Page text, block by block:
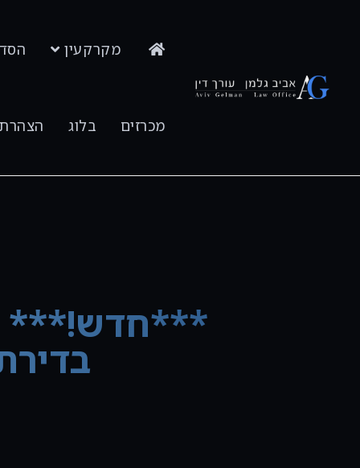
פתח סרגל נגישות
מקרקעין
מכרזים בלוג
***חדש!***
בדירת